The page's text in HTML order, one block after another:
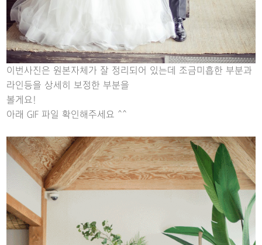
이번사진은 원본자체가 잘 정리되어 있는데 조금미흡한 부분과
라인등을 상세히 보정한 부분을
볼게요!
아래 GIF 파일 확인해주세요 ^^